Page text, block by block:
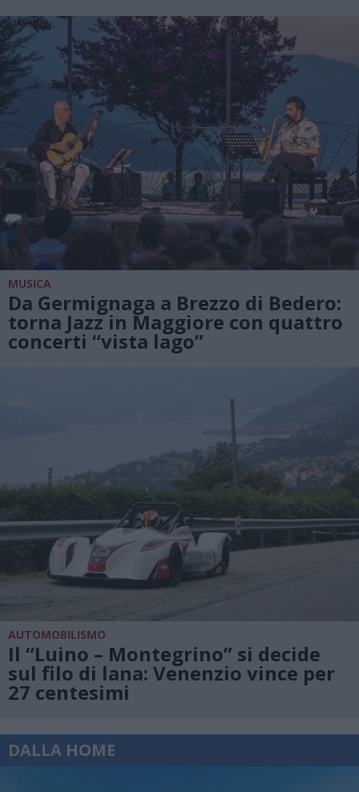
MUSICA
Da Germignaga a Brezzo di Bedero:
torna Jazz in Maggiore con quattro
concerti “vista lago”
AUTOMOBILISMO
Il “Luino – Montegrino” si decide
sul filo di lana: Venenzio vince per
27 centesimi
DALLA HOME